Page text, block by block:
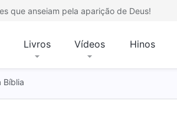
que anseiam pela aparição de Deus!
Livros Vídeos Hinos
Bíblia